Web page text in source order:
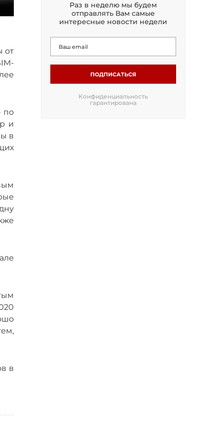
от
по
и
в
в
Раз в неделю мы будем
отправлять Вам самые
интересные новости недели
ПОДПИСАТЬСЯ
Конфиденциальность
гарантирована